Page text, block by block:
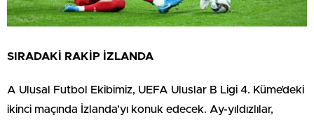
SIRADAKİ RAKİP İZLANDA
A Ulusal Futbol Ekibimiz, UEFA Uluslar B Ligi 4. Küme’deki
ikinci maçında İzlanda’yı konuk edecek. Ay-yıldızlılar,